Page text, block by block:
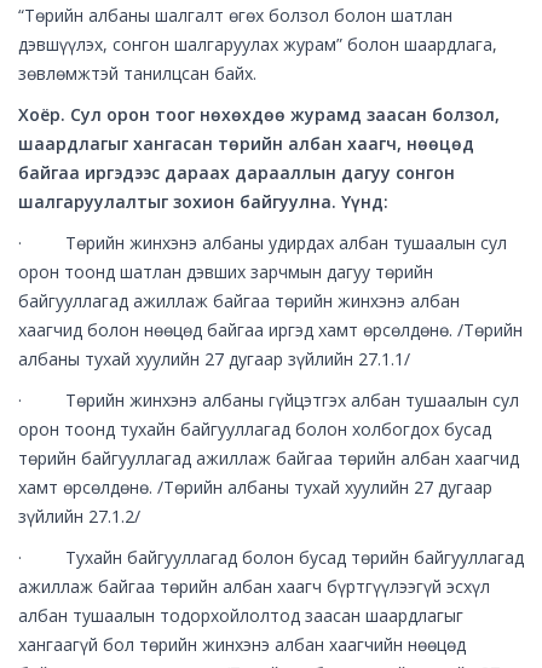
“Төрийн албаны шалгалт өгөх болзол болон шатлан
дэвшүүлэх, сонгон шалгаруулах журам” болон шаардлага,
зөвлөмжтэй танилцсан байх.
Хоёр. Сул орон тоог нөхөхдөө журамд заасан болзол,
шаардлагыг хангасан төрийн албан хаагч, нөөцөд
байгаа иргэдээс дараах дарааллын дагуу сонгон
шалгаруулалтыг зохион байгуулна. Үүнд:
· Төрийн жинхэнэ албаны удирдах албан тушаалын сул
орон тоонд шатлан дэвших зарчмын дагуу төрийн
байгууллагад ажиллаж байгаа төрийн жинхэнэ албан
хаагчид болон нөөцөд байгаа иргэд хамт өрсөлдөнө. /Төрийн
албаны тухай хуулийн 27 дугаар зүйлийн 27.1.1/
· Төрийн жинхэнэ албаны гүйцэтгэх албан тушаалын сул
орон тоонд тухайн байгууллагад болон холбогдох бусад
төрийн байгууллагад ажиллаж байгаа төрийн албан хаагчид
хамт өрсөлдөнө. /Төрийн албаны тухай хуулийн 27 дугаар
зүйлийн 27.1.2/
· Тухайн байгууллагад болон бусад төрийн байгууллагад
ажиллаж байгаа төрийн албан хаагч бүртгүүлээгүй эсхүл
албан тушаалын тодорхойлолтод заасан шаардлагыг
хангаагүй бол төрийн жинхэнэ албан хаагчийн нөөцөд